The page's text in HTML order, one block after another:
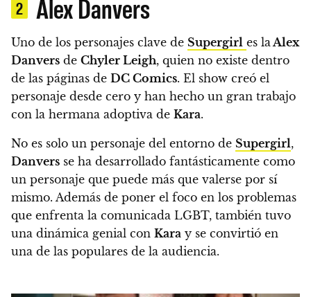
2 Alex Danvers
Uno de los personajes clave de Supergirl es la Alex
Danvers de Chyler Leigh, quien no existe dentro
de las páginas de DC Comics. El show creó el
personaje desde cero y han hecho un gran trabajo
con la hermana adoptiva de Kara.
No es solo un personaje del entorno de Supergirl,
Danvers se ha desarrollado fantásticamente como
un personaje que puede más que valerse por sí
mismo. Además de poner el foco en los problemas
que enfrenta la comunicada LGBT, también tuvo
una dinámica genial con Kara y se convirtió en
una de las populares de la audiencia.